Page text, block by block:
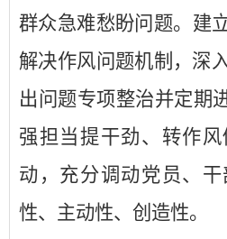
群众急难愁盼问题。 建
解决作风问题机制，深
出问题专项整治并定期
强担当提干劲、转作
动， 充分调动党员、
性、主动性、创造性。